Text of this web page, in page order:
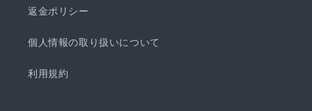
返金ポリシー
個人情報の取り扱いについて
利用規約